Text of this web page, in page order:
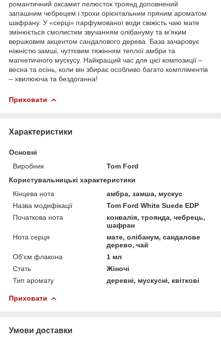
романтичний оксамит пелюсток троянд доповнений
запашним чебрецем і трохи орієнтальним пряним ароматом
шафрану. У «серці» парфумованої води свіжість чаю мате
змінюється смолистим звучанням олібануму та м'яким
вершковим акцентом сандалового дерева. База зачаровує
ніжністю замші, чуттєвим тяжінням теплої амбри та
магнетичного мускусу. Найкращий час для цієї композиції –
весна та осінь, коли він збирає особливо багато компліментів
– хвилююча та бездоганна!
Приховати
Характеристики
Основні
Виробник
Tom Ford
Користувальницькі характеристики
Кінцева нота
амбра, замша, мускус
Назва модифікації
Tom Ford White Suede EDP
Початкова нота
конвалія, троянда, чебрець,
шафран
Нота серця
мате, олібанум, сандалове
дерево, чай
Об'єм флакона
1 мл
Стать
Жіночі
Тип аромату
деревні, мускусні, квіткові
Приховати
Умови доставки